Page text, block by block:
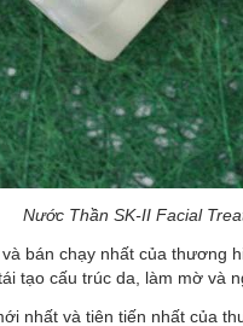
Nước Thần SK-II Facial
bán chạy nhất của
tạo cấu trúc da, làm mờ
nhất và tiên tiến nhất của